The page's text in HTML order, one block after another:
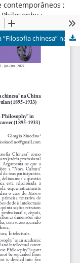
contemporâneos ;
;
Breves apontamentos sobre a gestação da “Filosofia chinesa” na China da década de 1920 e a trajetória do jovem Feng Youlan (1895-1933)